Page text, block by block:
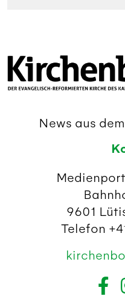
News aus
9601
Telefon